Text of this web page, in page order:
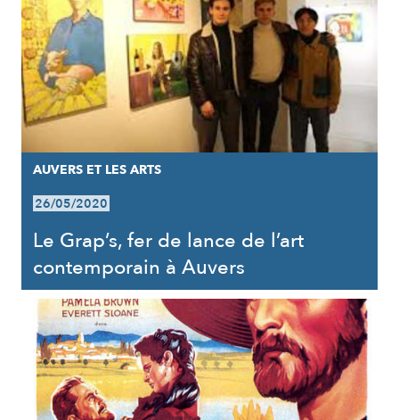
AUVERS ET LES ARTS
26/05/2020
Le Grap’s, fer de lance de l’art
contemporain à Auvers